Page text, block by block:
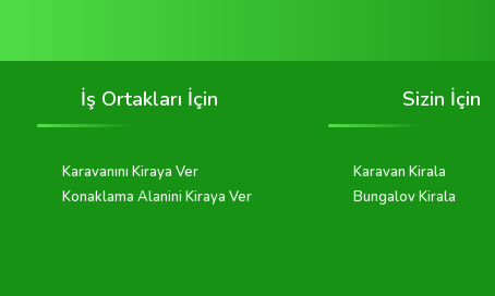
İş Ortakları İçin
Karavanını Kiraya Ver
Konaklama Alanini Kiraya Ver
Sizin İçin
Karavan Kirala
Bungalov Kirala